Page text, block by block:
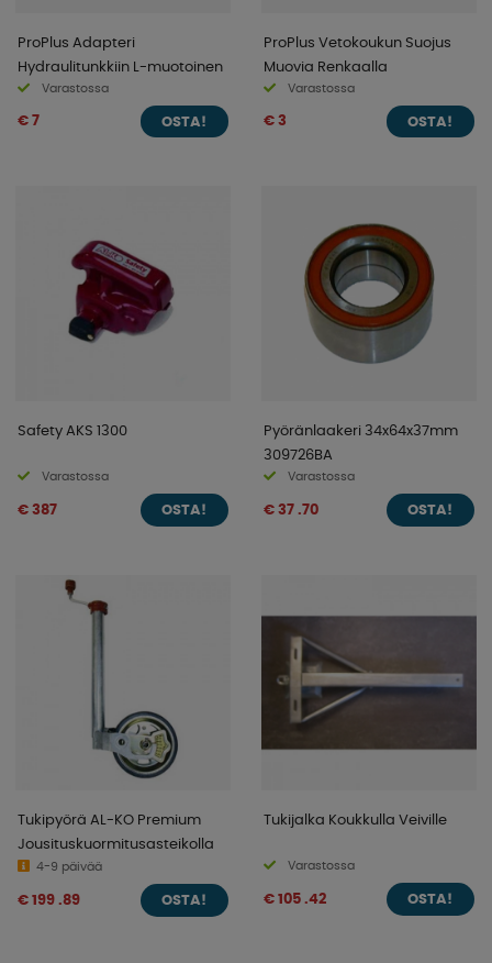
ProPlus Adapteri
Hydraulitunkkiin L-muotoinen
Varastossa
€ 7 OSTA!
ProPlus Vetokoukun Suojus
Muovia Renkaalla
Varastossa
€ 3 OSTA!
Safety AKS 1300
Varastossa
€ 387 OSTA!
Pyöränlaakeri 34x64x37mm
309726BA
Varastossa
€ 37 .70 OSTA!
Tukipyörä AL-KO Premium
Jousituskuormitusasteikolla
4-9 päivää
€ 199 .89 OSTA!
Tukijalka Koukkulla Veiville
Varastossa
€ 105 .42 OSTA!